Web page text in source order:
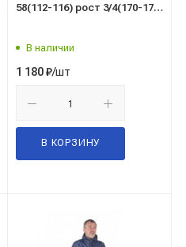
58(112-116) рост 3/4(170-176)
В наличии
1 180₽/шт
В КОРЗИНУ